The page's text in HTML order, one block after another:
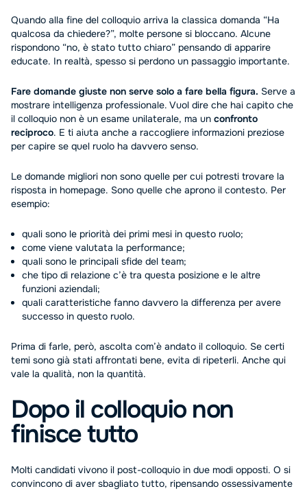
Quando alla fine del colloquio arriva la classica domanda “Ha
qualcosa da chiedere?”, molte persone si bloccano. Alcune
rispondono “no, è stato tutto chiaro” pensando di apparire
educate. In realtà, spesso si perdono un passaggio importante.
Fare domande giuste non serve solo a fare bella figura. Serve a
mostrare intelligenza professionale. Vuol dire che hai capito che
il colloquio non è un esame unilaterale, ma un confronto
reciproco. E ti aiuta anche a raccogliere informazioni preziose
per capire se quel ruolo ha davvero senso.
Le domande migliori non sono quelle per cui potresti trovare la
risposta in homepage. Sono quelle che aprono il contesto. Per
esempio:
quali sono le priorità dei primi mesi in questo ruolo;
come viene valutata la performance;
quali sono le principali sfide del team;
che tipo di relazione c’è tra questa posizione e le altre
funzioni aziendali;
quali caratteristiche fanno davvero la differenza per avere
successo in questo ruolo.
Prima di farle, però, ascolta com’è andato il colloquio. Se certi
temi sono già stati affrontati bene, evita di ripeterli. Anche qui
vale la qualità, non la quantità.
Dopo il colloquio non
finisce tutto
Molti candidati vivono il post-colloquio in due modi opposti. O si
convincono di aver sbagliato tutto, ripensando ossessivamente